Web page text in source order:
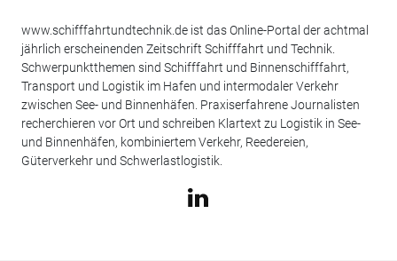
www.schifffahrtundtechnik.de ist das Online-Portal der achtmal
jährlich erscheinenden Zeitschrift Schifffahrt und Technik.
Schwerpunktthemen sind Schifffahrt und Binnenschifffahrt,
Transport und Logistik im Hafen und intermodaler Verkehr
zwischen See- und Binnenhäfen. Praxiserfahrene Journalisten
recherchieren vor Ort und schreiben Klartext zu Logistik in See-
und Binnenhäfen, kombiniertem Verkehr, Reedereien,
Güterverkehr und Schwerlastlogistik.